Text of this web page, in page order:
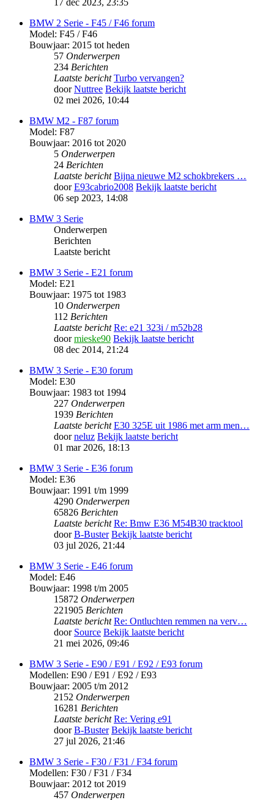
BMW 2 Serie - F45 / F46 forum
Model: F45 / F46
Bouwjaar: 2015 tot heden
57 Onderwerpen
234 Berichten
Laatste bericht Turbo vervangen?
doorNuttree Bekijk laatste bericht
02 mei 2026, 10:44
BMW M2 - F87 forum
Model: F87
Bouwjaar: 2016 tot 2020
5 Onderwerpen
24 Berichten
Laatste bericht Bijna nieuwe M2 schokbrekers …
doorE93cabrio2008 Bekijk laatste bericht
06 sep 2023, 14:08
BMW 3 Serie
Onderwerpen
Berichten
Laatste bericht
BMW 3 Serie - E21 forum
Model: E21
Bouwjaar: 1975 tot 1983
10 Onderwerpen
112 Berichten
Laatste bericht Re: e21 323i / m52b28
doormieske90 Bekijk laatste bericht
08 dec 2014, 21:24
BMW 3 Serie - E30 forum
Model: E30
Bouwjaar: 1983 tot 1994
227 Onderwerpen
1939 Berichten
Laatste bericht E30 325E uit 1986 met arm men…
doorneluz Bekijk laatste bericht
01 mar 2026, 18:13
BMW 3 Serie - E36 forum
Model: E36
Bouwjaar: 1991 t/m 1999
4290 Onderwerpen
65826 Berichten
Laatste bericht Re: Bmw E36 M54B30 tracktool
doorB-Buster Bekijk laatste bericht
03 jul 2026, 21:44
BMW 3 Serie - E46 forum
Model: E46
Bouwjaar: 1998 t/m 2005
15872 Onderwerpen
221905 Berichten
Laatste bericht Re: Ontluchten remmen na verv…
door Source Bekijk laatste bericht
21 mei 2026, 09:46
BMW 3 Serie - E90 / E91 / E92 / E93 forum
Modellen: E90 / E91 / E92 / E93
Bouwjaar: 2005 t/m 2012
2152 Onderwerpen
16281 Berichten
Laatste bericht Re: Vering e91
doorB-Buster Bekijk laatste bericht
27 jul 2026, 21:46
BMW 3 Serie - F30 / F31 / F34 forum
Modellen: F30 / F31 / F34
Bouwjaar: 2012 tot 2019
457 Onderwerpen